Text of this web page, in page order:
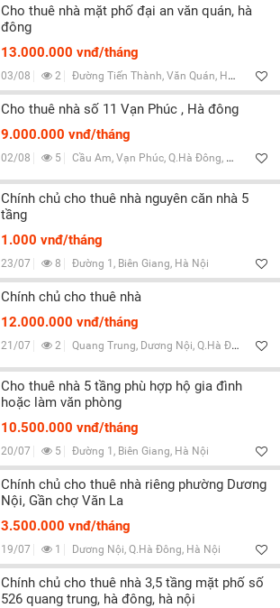
Cho thuê nhà mặt phố đại an văn quán, hà
đông
13.000.000 vnđ/tháng
03/08 2 Đường Tiến Thành, Văn Quán, Hà Nội
Cho thuê nhà số 11 Vạn Phúc , Hà đông
9.000.000 vnđ/tháng
02/08 5 Cầu Am, Vạn Phúc, Q.Hà Đông, Hà Nội
Chính chủ cho thuê nhà nguyên căn nhà 5
tầng
1.000 vnđ/tháng
23/07 8 Đường 1, Biên Giang, Hà Nội
Chính chủ cho thuê nhà
12.000.000 vnđ/tháng
21/07 2 Quang Trung, Dương Nội, Q.Hà Đông, Hà Nội
Cho thuê nhà 5 tầng phù hợp hộ gia đình
hoặc làm văn phòng
10.500.000 vnđ/tháng
20/07 5 Đường 1, Biên Giang, Hà Nội
Chính chủ cho thuê nhà riêng phường Dương
Nội, Gần chợ Văn La
3.500.000 vnđ/tháng
19/07 1 Dương Nội, Q.Hà Đông, Hà Nội
Chính chủ cho thuê nhà 3,5 tầng mặt phố số
526 quang trung, hà đông, hà nội